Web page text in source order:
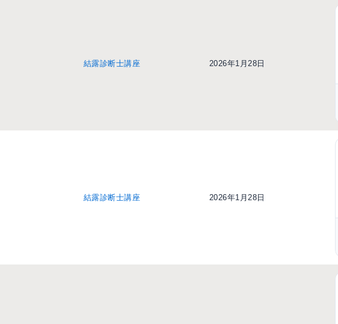
結露診断士講座 2026年1月28日
結露診断士講座 2026年1月28日